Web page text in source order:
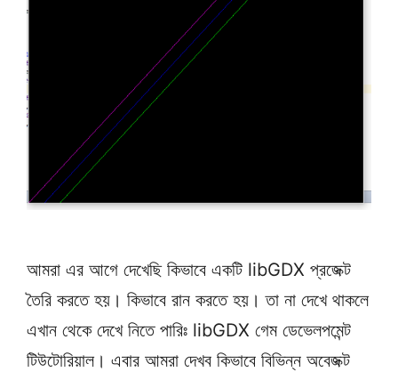
আমরা এর আগে দেখেছি কিভাবে একটি libGDX প্রজেক্ট
তৈরি করতে হয়। কিভাবে রান করতে হয়। তা না দেখে থাকলে
এখান থেকে দেখে নিতে পারিঃ libGDX গেম ডেভেলপমেন্ট
টিউটোরিয়াল। এবার আমরা দেখব কিভাবে বিভিন্ন অবেজক্ট